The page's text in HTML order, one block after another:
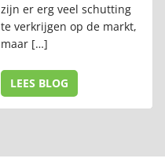
zijn er erg veel schutting
te verkrijgen op de markt,
maar […]
LEES BLOG